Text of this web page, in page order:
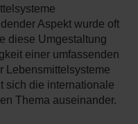
Aspekt wurde oft
diese Umgestaltung
einer umfassenden
Lebensmittelsysteme
sich die internationale
Thema auseinander.